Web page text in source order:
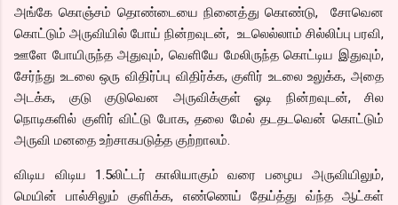
அங்கே கொஞ்சம் தொண்டையை நினைத்து கொண்டு, சோவென
கொட்டும் அருவியில் போய் நின்றவுடன், உடலெல்லாம் சில்லிப்பு பரவி,
ஊளே போயிருந்த அதுவும், வெளியே மேலிருந்த கொட்டிய இதுவும்,
சேர்ந்து உடலை ஒரு விதிர்ப்பு விதிர்க்க, குளிர் உடலை உலுக்க, அதை
அடக்க, குடு குடுவென அருவிக்குள் ஓடி நின்றவுடன், சில
நொடிகளில் குளிர் விட்டு போக, தலை மேல் தடதடவென் கொட்டும்
அருவி மனதை உற்சாகபடுத்த குற்றாலம்.
விடிய விடிய 1.5லிட்டர் காலியாகும் வரை பழைய அருவியிலும்,
மெயின் பால்சிலும் குளிக்க, எண்ணெய் தேய்த்து வ்ந்த ஆட்கள்